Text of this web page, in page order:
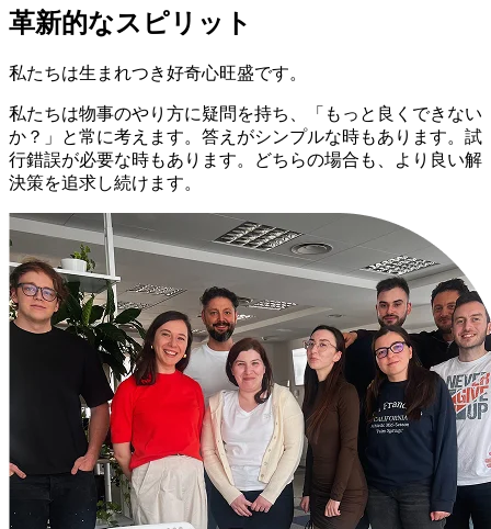
革新的なスピリット
私たちは生まれつき好奇心旺盛です。
私たちは物事のやり方に疑問を持ち、「もっと良くできない
か？」と常に考えます。答えがシンプルな時もあります。試
行錯誤が必要な時もあります。どちらの場合も、より良い解
決策を追求し続けます。